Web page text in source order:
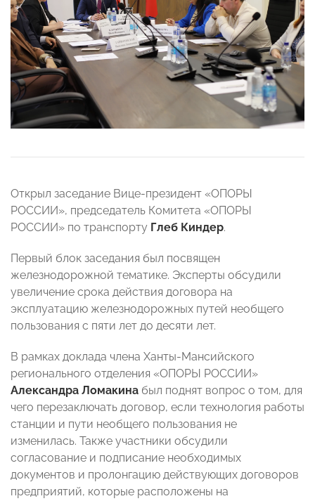
Открыл заседание Вице-президент «ОПОРЫ
РОССИИ», председатель Комитета «ОПОРЫ
РОССИИ» по транспорту Глеб Киндер.
Первый блок заседания был посвящен
железнодорожной тематике. Эксперты обсудили
увеличение срока действия договора на
эксплуатацию железнодорожных путей необщего
пользования с пяти лет до десяти лет.
В рамках доклада члена Ханты-Мансийского
регионального отделения «ОПОРЫ РОССИИ»
Александра Ломакина был поднят вопрос о том, для
чего перезаключать договор, если технология работы
станции и пути необщего пользования не
изменилась. Также участники обсудили
согласование и подписание необходимых
документов и пролонгацию действующих договоров
предприятий, которые расположены на